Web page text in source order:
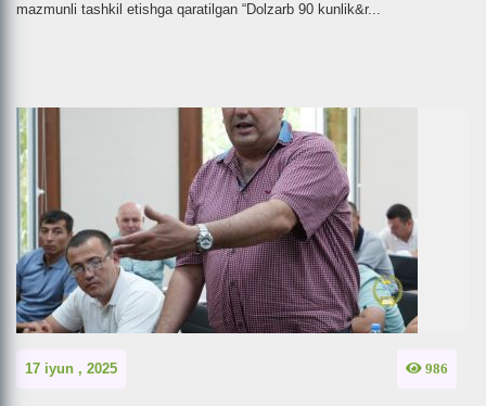
mazmunli tashkil etishga qaratilgan “Dolzarb 90 kunlik&r...
17 iyun , 2025 986